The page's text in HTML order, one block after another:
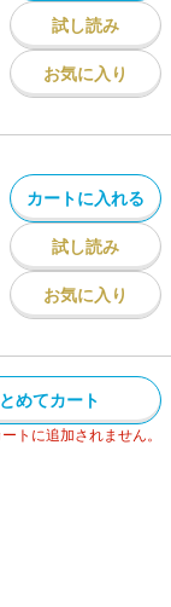
試し読み
お気に入り
カートに入れる
試し読み
お気に入り
めてカート
トに追加されません。